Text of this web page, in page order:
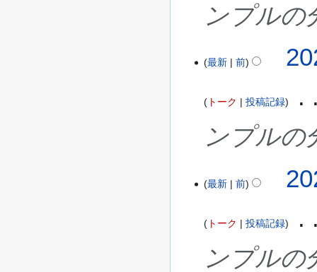
ンプルの
最新 前
トーク 投稿記録
ンプルの
最新 前
トーク 投稿記録
ンプルの